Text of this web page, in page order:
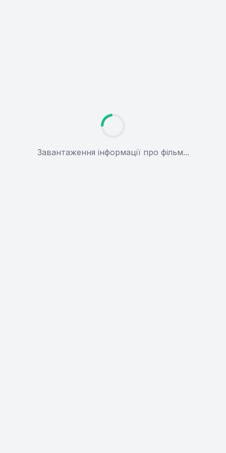
Завантаження інформації про фільм...